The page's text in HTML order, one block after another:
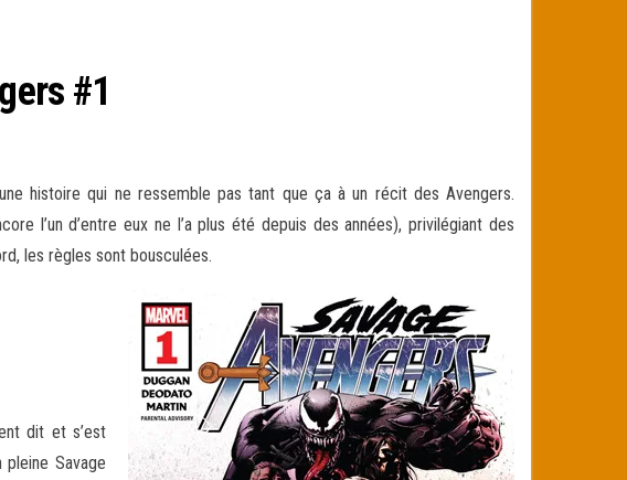
#1
histoire qui ne ressemble pas tant que ça à un récit des Avengers.
l’un d’entre eux ne l’a plus été depuis des années), privilégiant des
les règles sont bousculées.
dit et s’est
Savage